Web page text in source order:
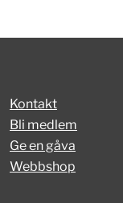
Kontakt
Bli medlem
Ge en gåva
Webbshop